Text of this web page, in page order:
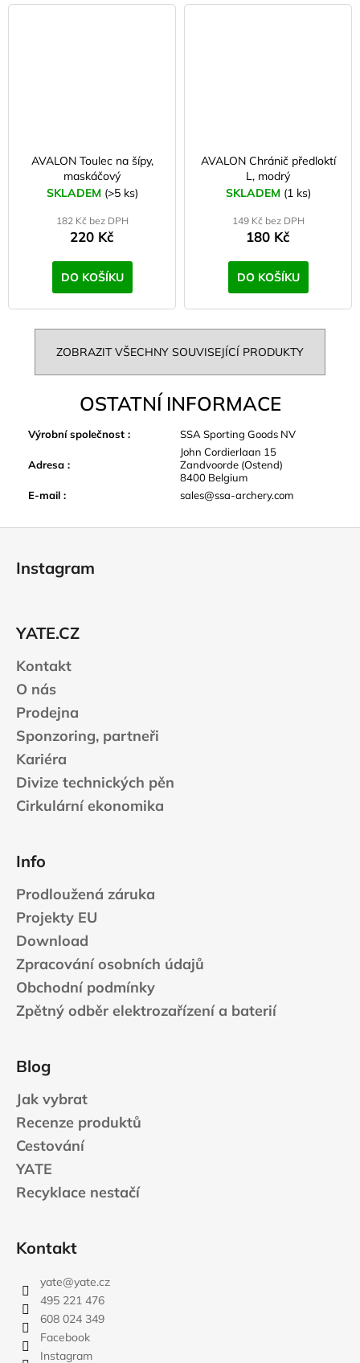
AVALON Toulec na šípy,
maskáčový
SKLADEM (>5 ks)
182 Kč bez DPH
220 Kč
DO KOŠÍKU
AVALON Chránič předloktí
L, modrý
SKLADEM (1 ks)
149 Kč bez DPH
180 Kč
DO KOŠÍKU
ZOBRAZIT VŠECHNY SOUVISEJÍCÍ PRODUKTY
OSTATNÍ INFORMACE
Výrobní společnost : SSA Sporting Goods NV
Adresa :
John Cordierlaan 15
Zandvoorde (Ostend)
8400 Belgium
E-mail : sales@ssa-archery.com
Instagram
YATE.CZ
Kontakt
O nás
Prodejna
Sponzoring, partneři
Kariéra
Divize technických pěn
Cirkulární ekonomika
Info
Prodloužená záruka
Projekty EU
Download
Zpracování osobních údajů
Obchodní podmínky
Zpětný odběr elektrozařízení a baterií
Blog
Jak vybrat
Recenze produktů
Cestování
YATE
Recyklace nestačí
Kontakt
yate@yate.cz
495 221 476
608 024 349
Facebook
Instagram